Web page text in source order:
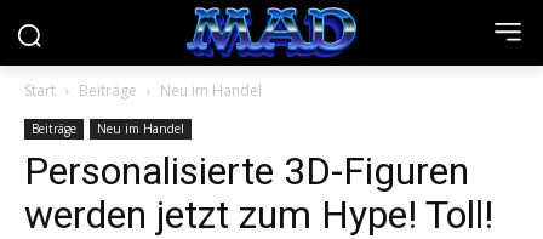
Start Beiträge Neu im Handel
Beiträge Neu im Handel
Personalisierte 3D-Figuren
werden jetzt zum Hype! Toll!